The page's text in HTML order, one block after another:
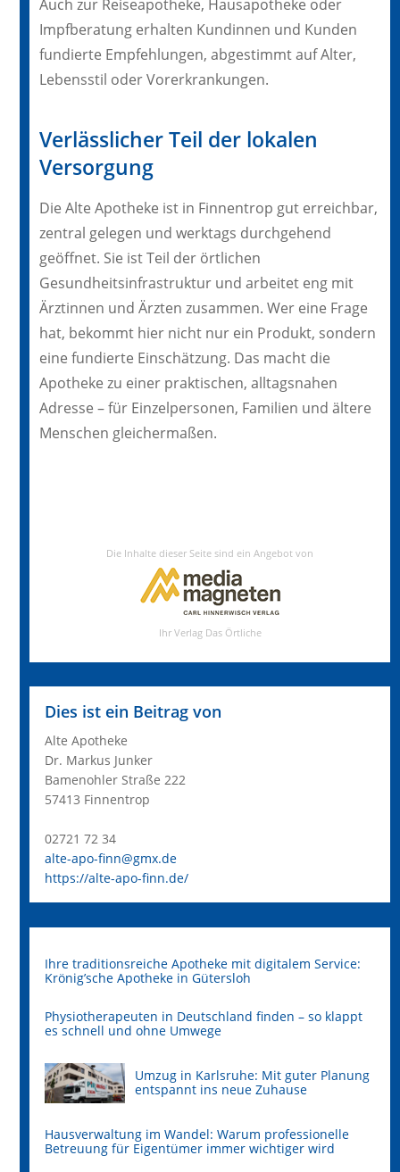
Auch zur Reiseapotheke, Hausapotheke oder
Impfberatung erhalten Kundinnen und Kunden
fundierte Empfehlungen, abgestimmt auf Alter,
Lebensstil oder Vorerkrankungen.
Verlässlicher Teil der lokalen
Versorgung
Die Alte Apotheke ist in Finnentrop gut erreichbar,
zentral gelegen und werktags durchgehend
geöffnet. Sie ist Teil der örtlichen
Gesundheitsinfrastruktur und arbeitet eng mit
Ärztinnen und Ärzten zusammen. Wer eine Frage
hat, bekommt hier nicht nur ein Produkt, sondern
eine fundierte Einschätzung. Das macht die
Apotheke zu einer praktischen, alltagsnahen
Adresse – für Einzelpersonen, Familien und ältere
Menschen gleichermaßen.
Dies ist ein Beitrag von
Alte Apotheke
Dr. Markus Junker
Bamenohler Straße 222
57413 Finnentrop
02721 72 34
alte-apo-finn@gmx.de
https://alte-apo-finn.de/
Ihre traditionsreiche Apotheke mit digitalem Service:
Krönig’sche Apotheke in Gütersloh
Physiotherapeuten in Deutschland finden – so klappt
es schnell und ohne Umwege
Umzug in Karlsruhe: Mit guter Planung
entspannt ins neue Zuhause
Hausverwaltung im Wandel: Warum professionelle
Betreuung für Eigentümer immer wichtiger wird